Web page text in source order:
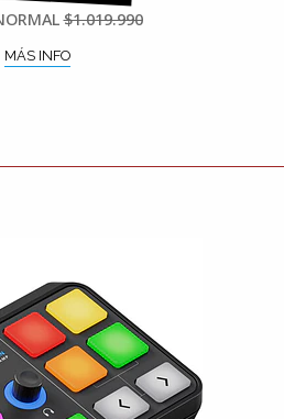
$1.019.990
MÁS INFO